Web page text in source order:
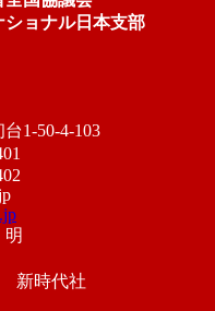
ョナル日本支部
1-50-4-103
新時代社